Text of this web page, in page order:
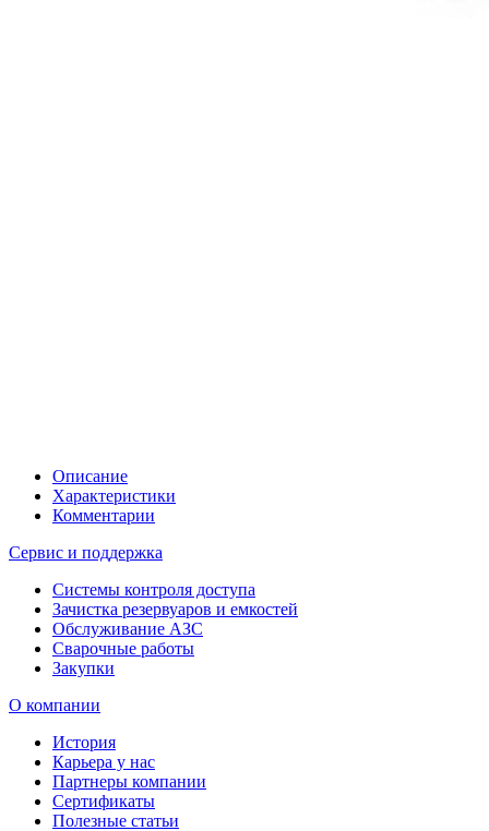
Описание
Характеристики
Комментарии
Сервис и поддержка
Системы контроля доступа
Зачистка резервуаров и емкостей
Обслуживание АЗС
Сварочные работы
Закупки
О компании
История
Карьера у нас
Партнеры компании
Сертификаты
Полезные статьи